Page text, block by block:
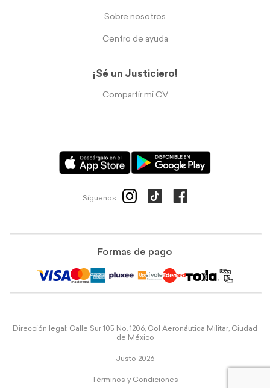
Sobre nosotros
Centro de ayuda
¡Sé un Justiciero!
Compartir mi CV
Síguenos:
Formas de pago
Dirección legal: Calle Sur 105 No. 1206, Col Aeronáutica Militar, Ciudad
de México
Justo 2026
Términos y Condiciones